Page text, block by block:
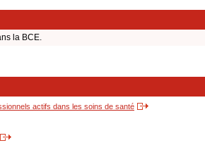
la BCE.
actifs dans les soins de santé